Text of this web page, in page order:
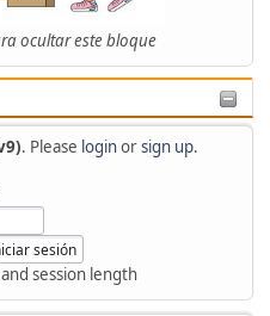
ocultar este bloque
. Please loginorsign up.
session length